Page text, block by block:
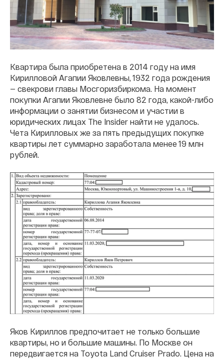
Квартира была приобретена в 2014 году на имя
Кирилловой Агапии Яковлевны, 1932 года рождения
— свекрови главы Мосгоризбиркома. На момент
покупки Агапии Яковлевне было 82 года, какой-либо
информации о занятии бизнесом и участии в
юридических лицах The Insider найти не удалось.
Чета Кирилловых же за пять предыдущих покупке
квартиры лет суммарно заработала менее 19 млн
рублей.
Яков Кириллов предпочитает не только большие
квартиры, но и большие машины. По Москве он
передвигается на Toyota Land Cruiser Prado. Цена на